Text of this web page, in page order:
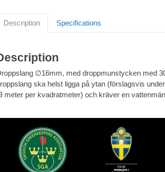
Description Specifications
∅16mm, med droppmunstycken med
ska helst ligga på ytan (förslagsvis
meter per kvadratmeter) och kräver en